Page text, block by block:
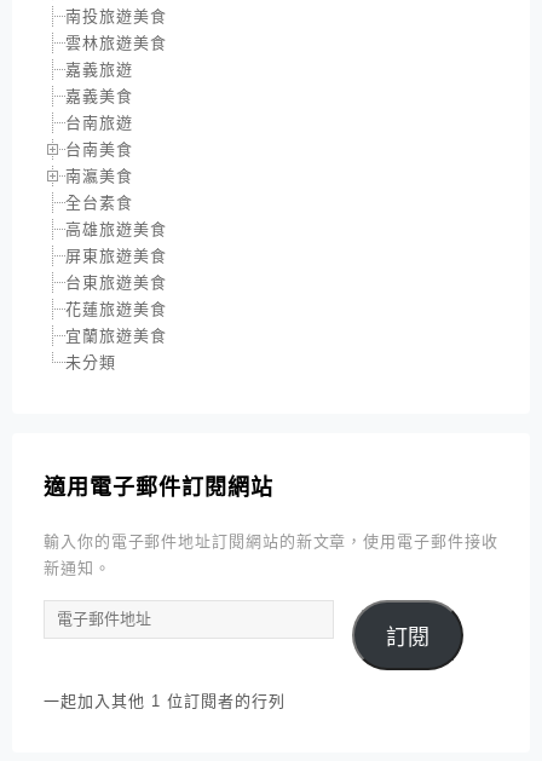
南投旅遊美食
雲林旅遊美食
嘉義旅遊
嘉義美食
台南旅遊
台南美食
南瀛美食
全台素食
高雄旅遊美食
屏東旅遊美食
台東旅遊美食
花蓮旅遊美食
宜蘭旅遊美食
未分類
適用電子郵件訂閱網站
輸入你的電子郵件地址訂閱網站的新文章，使用電子郵件接收
新通知。
電
子
件
訂閱
一起加入其他 1 位訂閱者的行列